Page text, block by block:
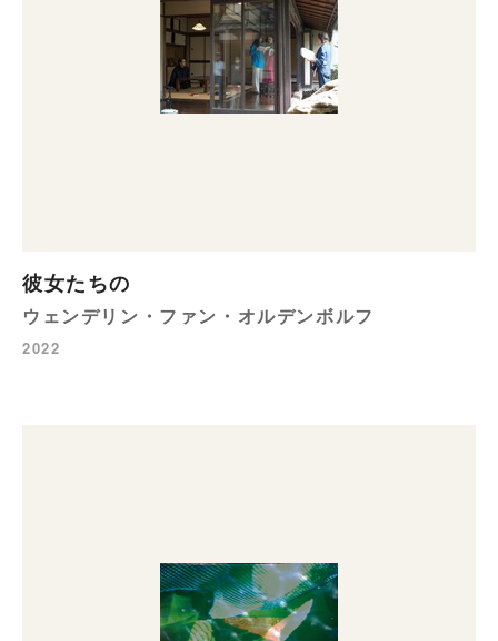
彼女たちの
ウェンデリン・ファン・オルデンボルフ
2022